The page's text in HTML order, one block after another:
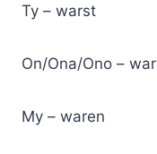
Ty – warst
On/Ona/Ono – war
My – waren